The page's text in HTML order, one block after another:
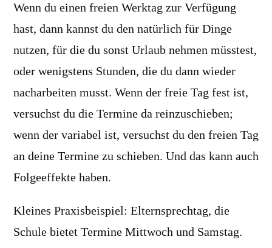
Wenn du einen freien Werktag zur Verfügung
hast, dann kannst du den natürlich für Dinge
nutzen, für die du sonst Urlaub nehmen müsstest,
oder wenigstens Stunden, die du dann wieder
nacharbeiten musst. Wenn der freie Tag fest ist,
versuchst du die Termine da reinzuschieben;
wenn der variabel ist, versuchst du den freien Tag
an deine Termine zu schieben. Und das kann auch
Folgeeffekte haben.
Kleines Praxisbeispiel: Elternsprechtag, die
Schule bietet Termine Mittwoch und Samstag.